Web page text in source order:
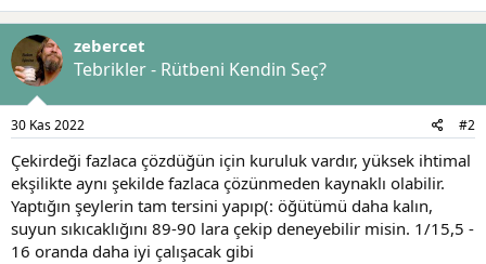
zebercet
Tebrikler - Rütbeni Kendin Seç?
30 Kas 2022 #2
Çekirdeği fazlaca çözdüğün için kuruluk vardır, yüksek ihtimal
ekşilikte aynı şekilde fazlaca çözünmeden kaynaklı olabilir.
Yaptığın şeylerin tam tersini yapıp(: öğütümü daha kalın,
suyun sıkıcaklığını 89-90 lara çekip deneyebilir misin. 1/15,5 -
16 oranda daha iyi çalışacak gibi